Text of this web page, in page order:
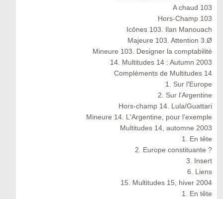
A chaud 103
Hors-Champ 103
Icônes 103. Ilan Manouach
Majeure 103. Attention 3.Ø
Mineure 103. Designer la comptabilité
14. Multitudes 14 : Autumn 2003
Compléments de Multitudes 14
1. Sur l'Europe
2. Sur l'Argentine
Hors-champ 14. Lula/Guattari
Mineure 14. L'Argentine, pour l'exemple
Multitudes 14, automne 2003
1. En tête
2. Europe constituante ?
3. Insert
6. Liens
15. Multitudes 15, hiver 2004
1. En tête